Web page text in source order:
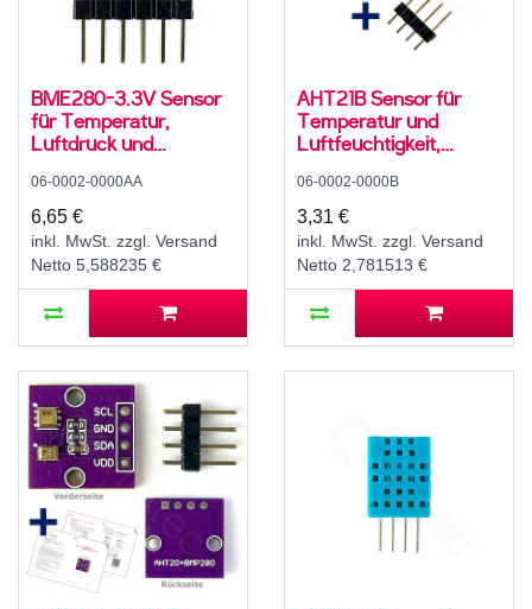
BME280-3.3V Sensor
für Temperatur,
Luftdruck und
SPI
06-0002-0000AA
6,65 €
inkl. MwSt. zzgl. Versand
Netto 5,588235 €
AHT21B Sensor für
Temperatur und
Luftfeuchtigkeit,
06-0002-0000B
3,31 €
inkl. MwSt. zzgl. Versand
Netto 2,781513 €